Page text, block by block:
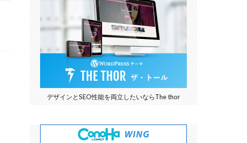
デザインとSEO性能を両立したいならThe thor